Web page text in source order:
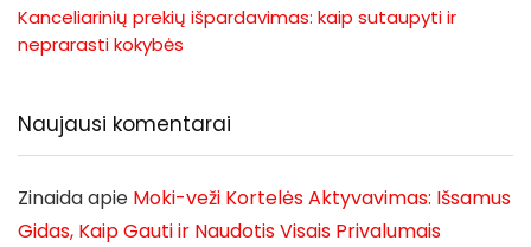
Kanceliarinių prekių išpardavimas: kaip sutaupyti ir
neprarasti kokybės
Naujausi komentarai
Zinaidaapie Moki-veži Kortelės Aktyvavimas: Išsamus
Gidas, Kaip Gauti ir Naudotis Visais Privalumais